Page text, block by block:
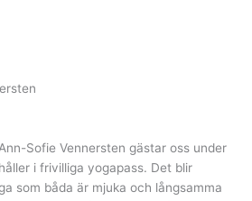
Sofie Vennersten gästar oss under
i frivilliga yogapass. Det blir
som båda är mjuka och långsamma